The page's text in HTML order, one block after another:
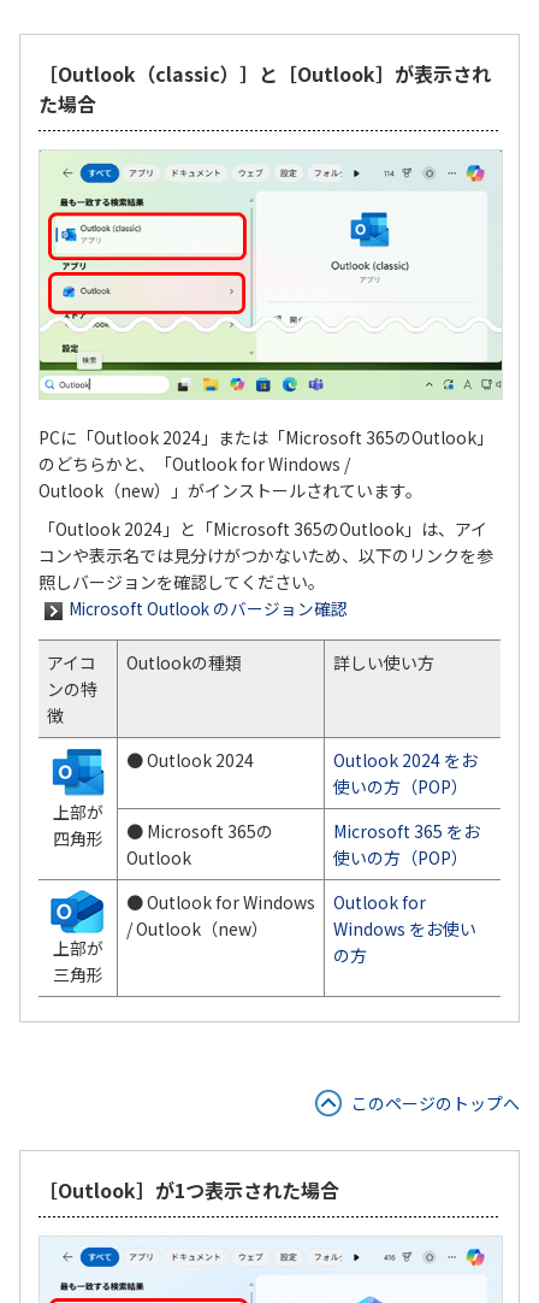
［Outlook（classic）］と［Outlook］が表示され
た場合
PCに「Outlook 2024」または「Microsoft 365のOutlook」
のどちらかと、「Outlook for Windows /
Outlook（new）」がインストールされています。
「Outlook 2024」と「Microsoft 365のOutlook」は、アイ
コンや表示名では見分けがつかないため、以下のリンクを参
照しバージョンを確認してください。
Microsoft Outlook のバージョン確認
アイコ
ンの特
徴
Outlookの種類 詳しい使い方
上部が
四角形
● Outlook 2024
Outlook 2024 をお
使いの方（POP）
● Microsoft 365の
Outlook
Microsoft 365 をお
使いの方（POP）
上部が
三角形
● Outlook for Windows
/ Outlook（new）
Outlook for
Windows をお使い
の方
このページのトップへ
［Outlook］が1つ表示された場合